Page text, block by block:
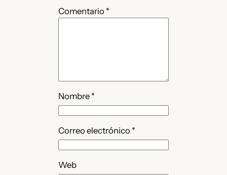
Comentario *
Nombre *
Correo electrónico *
Web